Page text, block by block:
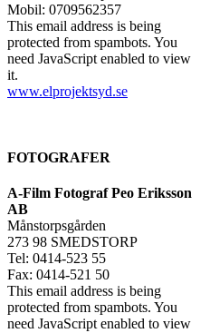
Mobil: 0709562357
This email address is being
protected from spambots. You
need JavaScript enabled to view
it.
www.elprojektsyd.se
FOTOGRAFER
A-Film Fotograf Peo Eriksson
AB
Månstorpsgården
273 98 SMEDSTORP
Tel: 0414-523 55
Fax: 0414-521 50
This email address is being
protected from spambots. You
need JavaScript enabled to view